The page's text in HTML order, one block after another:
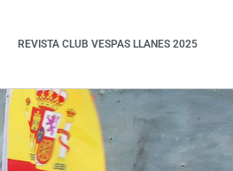
REVISTA CLUB VESPAS LLANES 2025